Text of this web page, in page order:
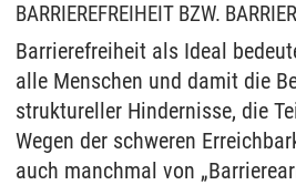
BARRIEREFREIHEIT BZW.
Barrierefreiheit als Ideal
alle Menschen und damit die
struktureller Hindernisse, die
Wegen der schweren
auch manchmal von